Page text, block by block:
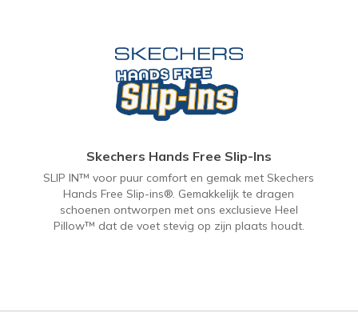
Skechers Hands Free Slip-Ins
SLIP IN™ voor puur comfort en gemak met Skechers
Hands Free Slip-ins®. Gemakkelijk te dragen
schoenen ontworpen met ons exclusieve Heel
Pillow™ dat de voet stevig op zijn plaats houdt.